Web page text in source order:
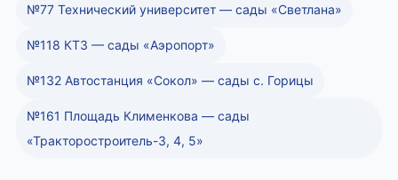
№77 Технический университет — сады «Светлана»
№118 КТЗ — сады «Аэропорт»
№132 Автостанция «Сокол» — сады с. Горицы
№161 Площадь Клименкова — сады
«Тракторостроитель-3, 4, 5»